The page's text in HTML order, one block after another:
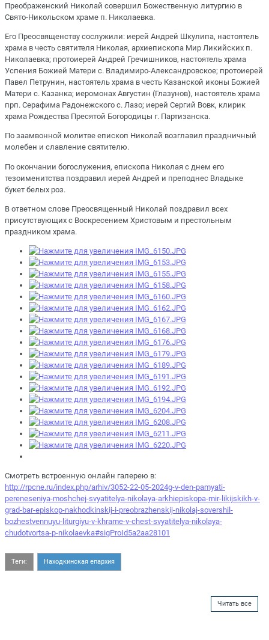
Преображенский Николай совершил Божественную литургию в
Свято-Никольском храме п. Николаевка.
Его Преосвященству сослужили: иерей Андрей Шкулипа, настоятель
храма в честь святителя Николая, архиепископа Мир Ликийских п.
Николаевка; протоиерей Андрей Гречишников, настоятель храма
Успения Божией Матери с. Владимиро-Александровское; протоиерей
Павел Петрунин, настоятель храма в честь Казанской иконы Божией
Матери с. Казанка; иеромонах Августин (Глазунов), настоятель храма
прп. Серафима Радонежского с. Лазо; иерей Сергий Вовк, клирик
храма Рождества Пресятой Богородицы г. Партизанска.
По заамвонной молитве епископ Николай возглавил праздничный
молебен и славление святителю.
По окончании богослужения, епископа Николая с днем его
тезоименитства поздравил иерей Андрей и преподнес Владыке
букет белых роз.
В ответном слове Преосвященный Николай поздравил всех
присутствующих с Воскресением Христовым и престольным
праздником храма.
Смотреть встроенную онлайн галерею в:
http://rpcne.ru/index.php/arhiv/3052-22-05-2024g-v-den-pamyati-
pereneseniya-moshchej-svyatitelya-nikolaya-arkhiepiskopa-mir-likijskikh-v-
grad-bar-episkop-nakhodkinskij-i-preobrazhenskij-nikolaj-sovershil-
bozhestvennuyu-liturgiyu-v-khrame-v-chest-svyatitelya-nikolaya-
chudotvortsa-p-nikolaevka#sigProId5a2aa28101
Теги: Находкинская епархия
Читать все